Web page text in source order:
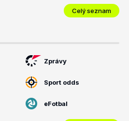
Celý seznam
Zprávy
Sport odds
eFotbal